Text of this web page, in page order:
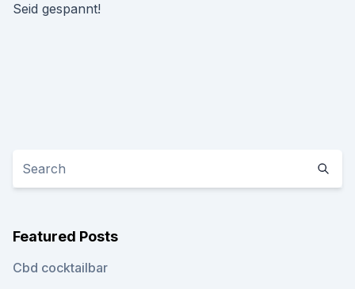
Seid gespannt!
Featured Posts
Cbd cocktailbar